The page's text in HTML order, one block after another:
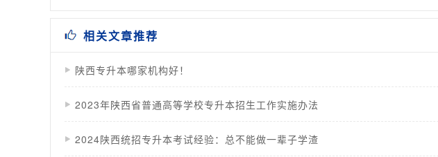
相关文章推荐
陕西专升本哪家机构好！
2023年陕西省普通高等学校专升本招生工作实施办法
2024陕西统招专升本考试经验：总不能做一辈子学渣